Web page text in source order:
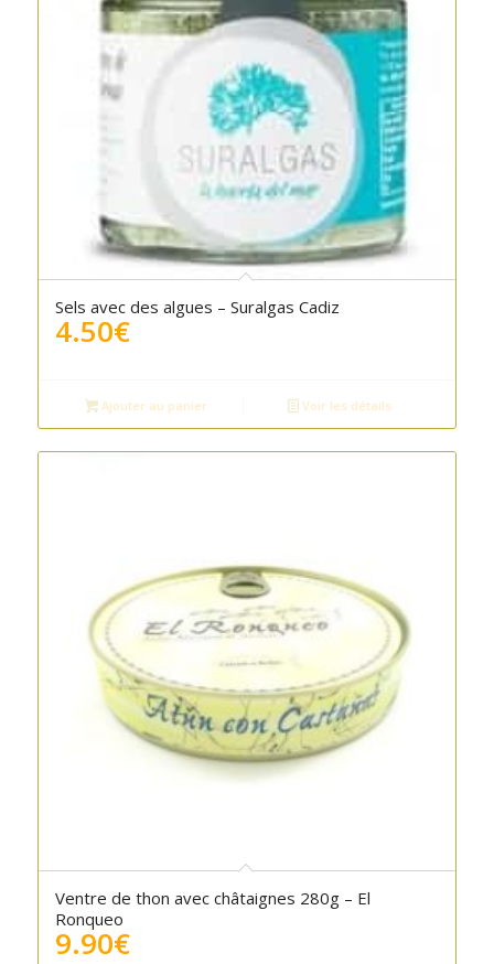
Sels avec des algues – Suralgas Cadiz
4.50€
Ajouter au panier Voir les détails
Ventre de thon avec châtaignes 280g – El
Ronqueo
9.90€